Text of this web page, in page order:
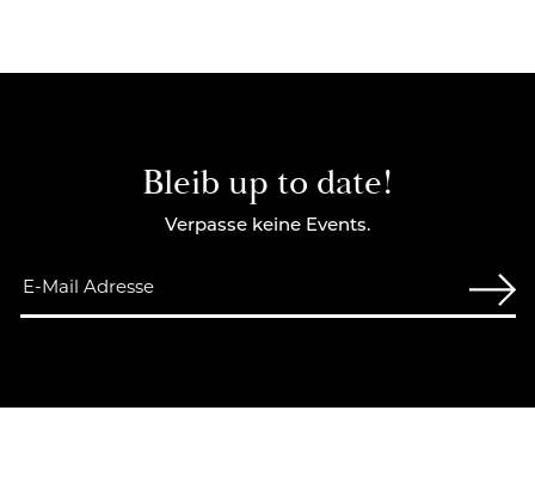
Bleib up to date!
Verpasse keine Events.